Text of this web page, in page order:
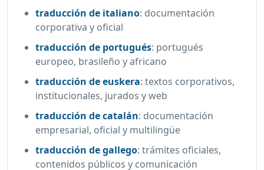
traducción de italiano: documentación
corporativa y oficial
traducción de portugués: portugués
europeo, brasileño y africano
traducción de euskera:textos corporativos,
institucionales, jurados y web
traducción de catalán: documentación
empresarial, oficial y multilingüe
traducción de gallego:trámites oficiales,
contenidos públicos y comunicación